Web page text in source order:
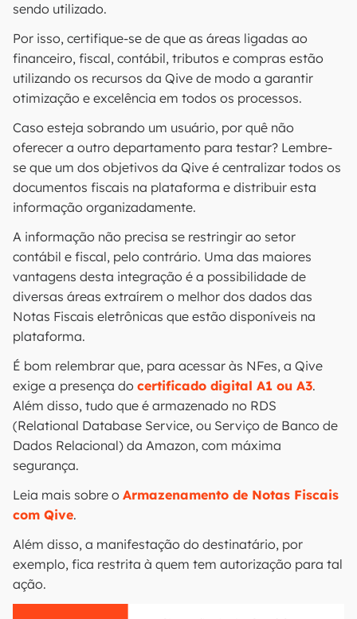
sendo utilizado.
Por isso, certifique-se de que as áreas ligadas ao
financeiro, fiscal, contábil, tributos e compras estão
utilizando os recursos da Qive de modo a garantir
otimização e excelência em todos os processos.
Caso esteja sobrando um usuário, por quê não
oferecer a outro departamento para testar? Lembre-
se que um dos objetivos da Qive é centralizar todos os
documentos fiscais na plataforma e distribuir esta
informação organizadamente.
A informação não precisa se restringir ao setor
contábil e fiscal, pelo contrário. Uma das maiores
vantagens desta integração é a possibilidade de
diversas áreas extraírem o melhor dos dados das
Notas Fiscais eletrônicas que estão disponíveis na
plataforma.
É bom relembrar que, para acessar às NFes, a Qive
exige a presença do certificado digital A1 ou A3.
Além disso, tudo que é armazenado no RDS
(Relational Database Service, ou Serviço de Banco de
Dados Relacional) da Amazon, com máxima
segurança.
Leia mais sobre o Armazenamento de Notas Fiscais
com Qive.
Além disso, a manifestação do destinatário, por
exemplo, fica restrita à quem tem autorização para tal
ação.